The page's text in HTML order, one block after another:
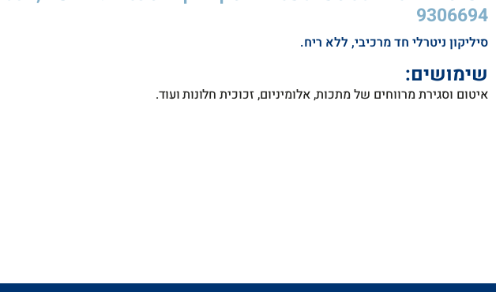
9306694
סיליקון ניטרלי חד מרכיבי, ללא ריח.
שימושים:
איטום וסגירת מרווחים של מתכות, אלומיניום, זכוכית חלונות ועוד.